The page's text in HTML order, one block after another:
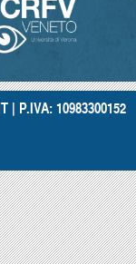
| P.IVA: 10983300152